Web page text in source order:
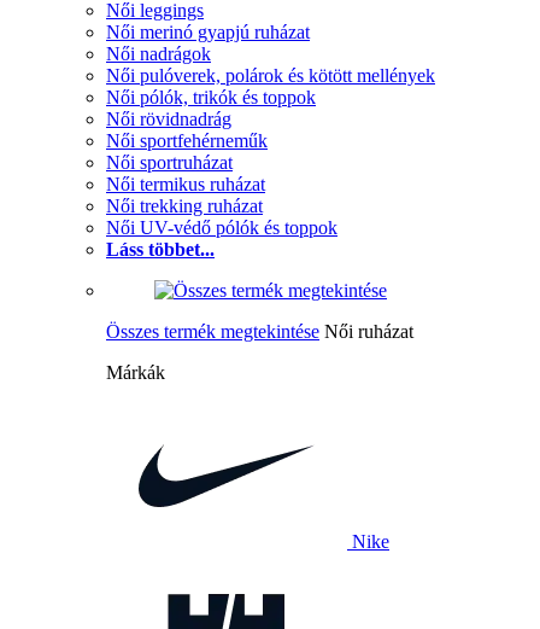
Női leggings
Női merinó gyapjú ruházat
Női nadrágok
Női pulóverek, polárok és kötött mellények
Női pólók, trikók és toppok
Női rövidnadrág
Női sportfehérneműk
Női sportruházat
Női termikus ruházat
Női trekking ruházat
Női UV-védő pólók és toppok
Láss többet...
Összes termék megtekintése Női ruházat
Márkák
Nike